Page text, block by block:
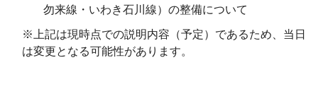
勿来線・いわき石川線）の整備について
※上記は現時点での説明内容（予定）であるため、当日
は変更となる可能性があります。